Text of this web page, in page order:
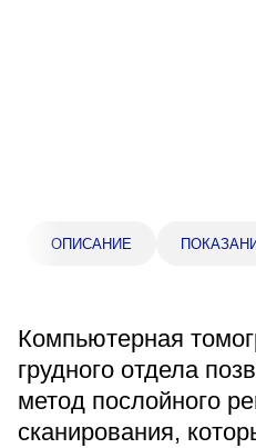
Адрес
Суббота 08:00–16:00
Регистратура
+7 (4742) 55-55-43
ОПИСАНИЕ
Компьютерная
грудного отдела
метод послойного
сканирования,